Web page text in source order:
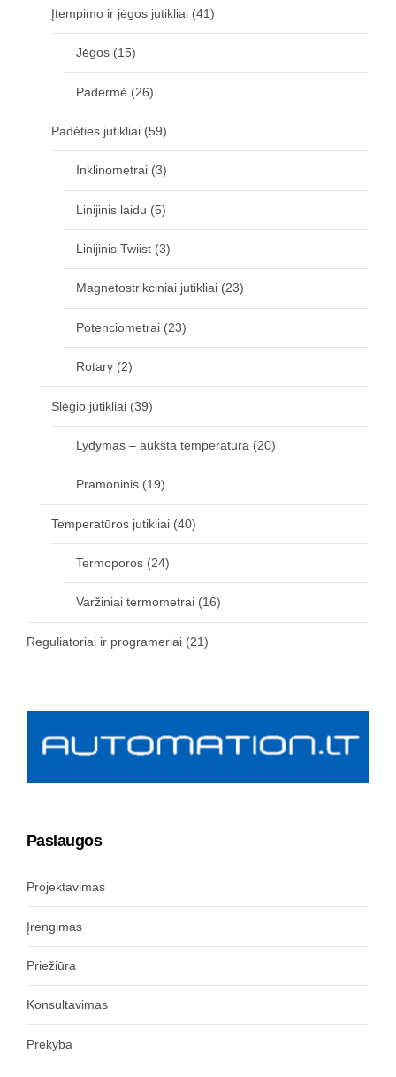
Įtempimo ir jėgos jutikliai (41)
Jėgos (15)
Padermė (26)
Padėties jutikliai (59)
Inklinometrai (3)
Linijinis laidu (5)
Linijinis Twiist (3)
Magnetostrikciniai jutikliai (23)
Potenciometrai (23)
Rotary (2)
Slėgio jutikliai (39)
Lydymas – aukšta temperatūra (20)
Pramoninis (19)
Temperatūros jutikliai (40)
Termoporos (24)
Varžiniai termometrai (16)
Reguliatoriai ir programeriai (21)
Paslaugos
Projektavimas
Įrengimas
Priežiūra
Konsultavimas
Prekyba